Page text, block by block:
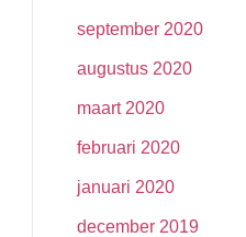
september 2020
augustus 2020
maart 2020
februari 2020
januari 2020
december 2019